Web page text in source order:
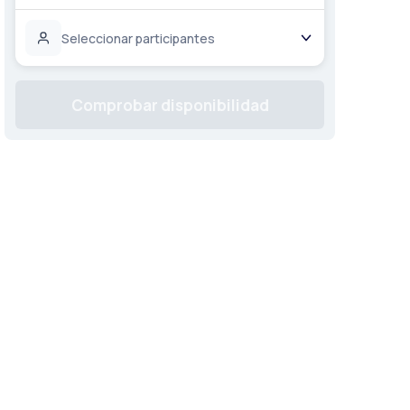
Seleccionar participantes
Comprobar disponibilidad